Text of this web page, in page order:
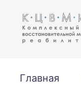
Перейти к
Главная